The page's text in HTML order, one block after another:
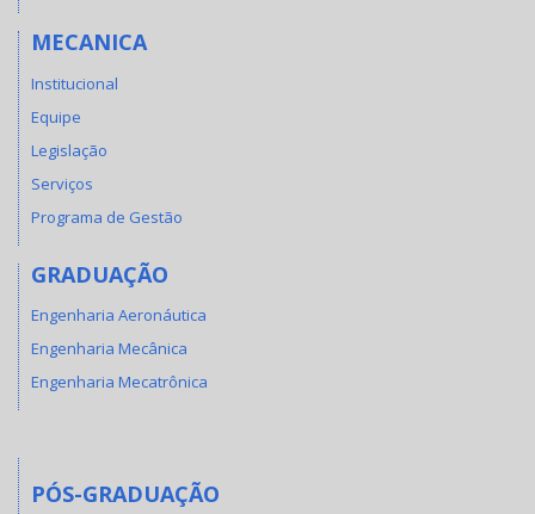
MECANICA
Institucional
Equipe
Legislação
Serviços
Programa de Gestão
GRADUAÇÃO
Engenharia Aeronáutica
Engenharia Mecânica
Engenharia Mecatrônica
PÓS-GRADUAÇÃO